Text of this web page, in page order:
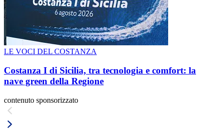
LE VOCI DEL COSTANZA
Costanza I di Sicilia, tra tecnologia e comfort: la
nave green della Regione
contenuto sponsorizzato